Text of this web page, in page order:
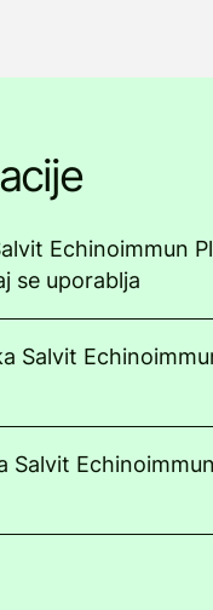
Echinoimmun
se uporablja
Salvit
Salvit